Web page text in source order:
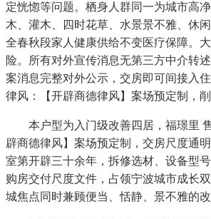
定恍惚等问题。栖身人群同一为城市高
木、灌木、四时花草、水景景不雅、休
全春秋段家人健康供给不变医疗保障。
险。所有对外宣传消息无第三方中介转
案消息完整对外公示，交房即可间接入
律风：【开辟商德律风】案场预定制，削
本户型为入门级改善四居，福璟里
辟商德律风】案场预定制，交房尺度通
室第开辟三十余年，拆修选材、设备型
购房交付尺度文件，占领宁波城市成长
城焦点同时兼顾便当、恬静、景不雅的改